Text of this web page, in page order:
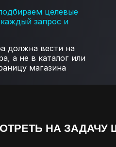
целевые
запрос и
должна вести на
а не в каталог или
магазина
НА ЗАДАЧУ